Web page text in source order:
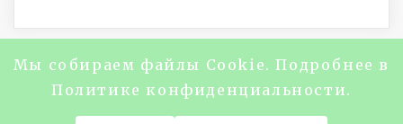
Copyright @2024 Журнал "About Life
Magazine" Все права защищены.
Мы собираем файлы Cookie. Подробнее в
Политике конфиденциальности.